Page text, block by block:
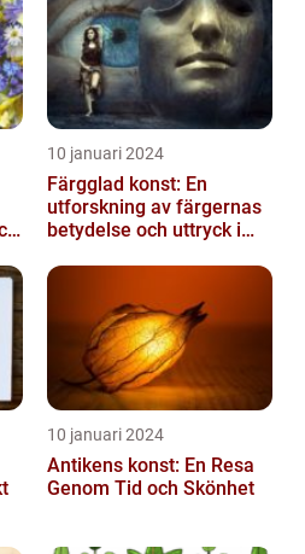
10 januari 2024
Färgglad konst: En
utforskning av färgernas
betydelse och uttryck i
10 januari 2024
Antikens konst: En Resa
Genom Tid och Skönhet